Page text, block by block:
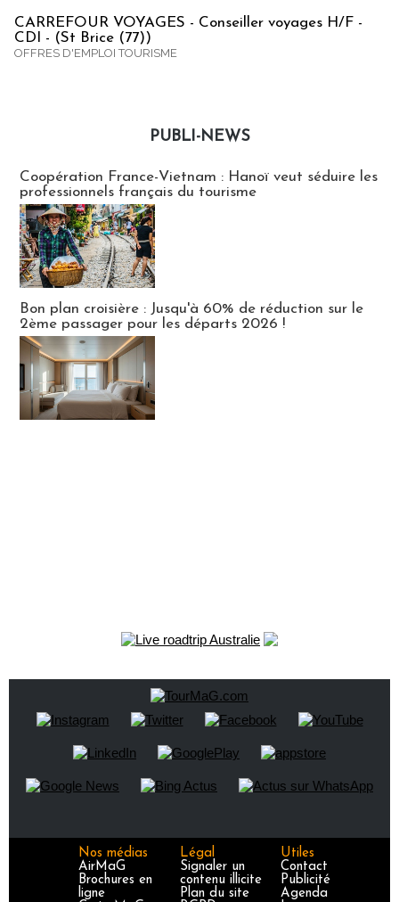
CARREFOUR VOYAGES - Conseiller voyages H/F -
CDI - (St Brice (77))
OFFRES D'EMPLOI TOURISME
PUBLI-NEWS
Coopération France-Vietnam : Hanoï veut séduire les
professionnels français du tourisme
Bon plan croisière : Jusqu'à 60% de réduction sur le
2ème passager pour les départs 2026 !
Nos médias
AirMaG
Brochures en
ligne
Légal
Signaler un
contenu illicite
Plan du site
Utiles
Contact
Publicité
Agenda